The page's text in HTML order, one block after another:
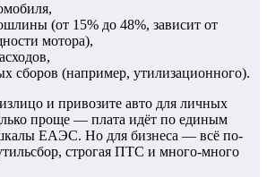
(от 15% до 48%, зависит от
мотора),
сборов (например, утилизационного).
и привозите авто для личных
проще — плата идёт по единым
ЕАЭС. Но для бизнеса — всё по-
строгая ПТС и много-много